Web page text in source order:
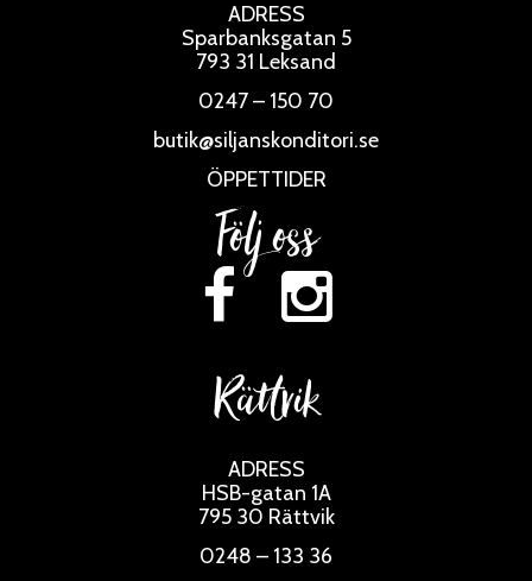
ADRESS
Sparbanksgatan 5
793 31 Leksand
0247 – 150 70
butik@siljanskonditori.se
ÖPPETTIDER
Följ oss
Rättvik
ADRESS
HSB-gatan 1A
795 30 Rättvik
0248 – 133 36